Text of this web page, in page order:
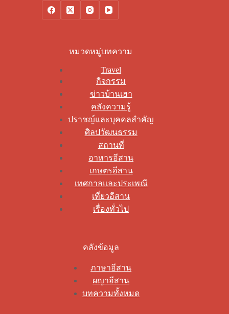
หมวดหมู่บทความ
Travel
กิจกรรม
ข่าวบ้านเฮา
คลังความรู้
ปราชญ์และบุคคลสำคัญ
ศิลปวัฒนธรรม
สถานที่
อาหารอีสาน
เกษตรอีสาน
เทศกาลและประเพณี
เที่ยวอีสาน
เรื่องทั่วไป
คลังข้อมูล
ภาษาอีสาน
ผญาอีสาน
บทความทั้งหมด